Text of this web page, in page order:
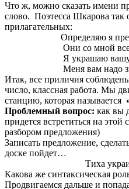
Что ж, можно сказать имени
слово. Поэтесса Шкарова так
прилагательных:
Определяю я
Они со мной всегда
Я украшаю вашу
Меня вам надо
Итак, все приличия
число, классная работа. Мы
станцию, которая называется
Проблемный вопрос: как вы
придется встретиться на
разбором предложения)
Записать предложение,
доске пойдет…
Тиха
Какова же синтаксическая
Продвигаемся дальше и